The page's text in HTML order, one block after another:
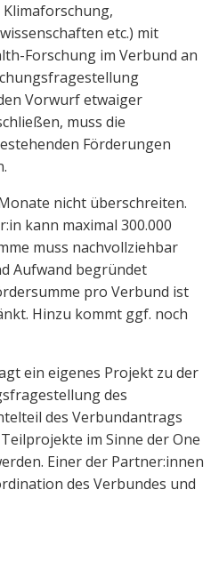
etc.) mit
Forschung im Verbund an
Vorwurf etwaiger
muss die
Förderungen
nicht überschreiten.
kann maximal 300.000
muss nachvollziehbar
Aufwand begründet
pro Verbund ist
Hinzu kommt ggf. noch
ein eigenes Projekt zu der
des
des Verbundantrags
im Sinne der One
Einer der Partner:innen
des Verbundes und